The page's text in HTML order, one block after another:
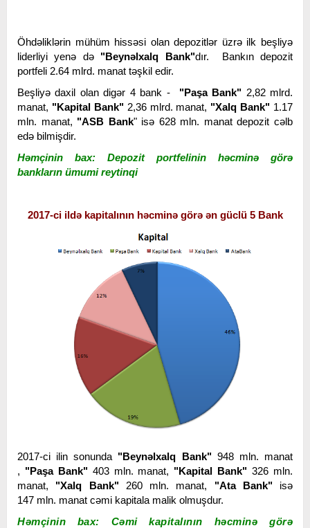
Öhdəliklərin mühüm hissəsi olan depozitlər üzrə ilk beşliyə
liderliyi yenə də "Beynəlxalq Bank"dır. Bankın depozit
portfeli 2.64 mlrd. manat təşkil edir.
Beşliyə daxil olan digər 4 bank - "Paşa Bank" 2,82 mlrd.
manat, "Kapital Bank"2,36 mlrd. manat, "Xalq Bank" 1.17
mln. manat, "ASB Bank" isə 628 mln. manat depozit cəlb
edə bilmişdir.
Həmçinin bax: Depozit portfelinin həcminə görə
bankların ümumi reytinqi
2017-ci ildə kapitalının həcminə görə ən güclü 5 Bank
2017-ci ilin sonunda "Beynəlxalq Bank" 948 mln. manat
, "Paşa Bank" 403 mln. manat, "Kapital Bank"326 mln.
manat, "Xalq Bank" 260 mln. manat, "Ata Bank" isə
147 mln. manat cəmi kapitala malik olmuşdur.
Həmçinin bax: Cəmi kapitalının həcminə görə